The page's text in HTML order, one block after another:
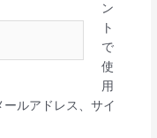
ン
ト
で
使
用
ルアドレス、サイ